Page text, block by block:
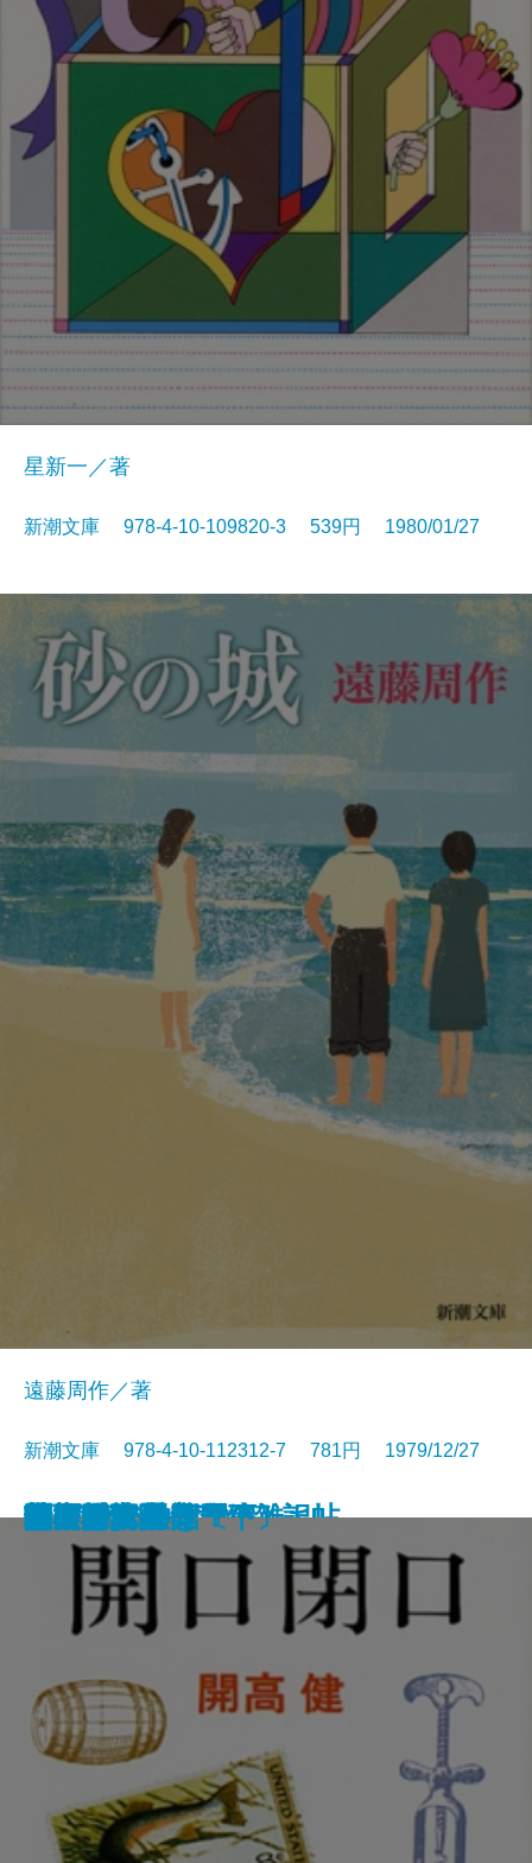
歴史と視点―私の雑記帖―
鬼怒川
食卓の情景
すばらしい数学者たち
道ありき―青春編―
鍵のかかる部屋
一人ならじ
燃えつきた地図
にぎやかな部屋
星新一／著
新潮文庫 978-4-10-109820-3 539円 1980/01/27
砂の城
遠藤周作／著
新潮文庫 978-4-10-112312-7 781円 1979/12/27
開口閉口
杳子・妻隠
朝ごはんぬき？
渦
陸奥爆沈
毎日が日曜日
梅雨将軍信長
ギリシア神話〔下〕
芝桜〔上〕
芝桜〔下〕